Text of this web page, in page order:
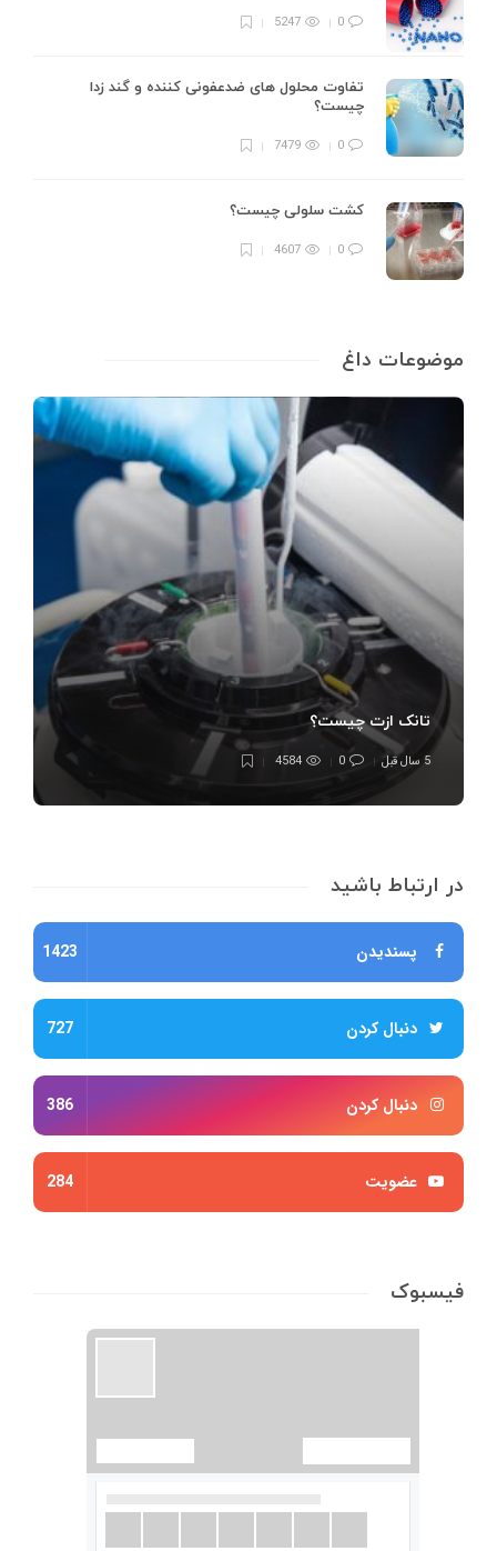
0
5247
تفاوت محلول های ضدعفونی کننده و گند زدا
چیست؟
0
7479
کشت سلولی چیست؟
0
4607
موضوعات داغ
تانک ازت چیست؟
5 سال قبل 0
4584
در ارتباط باشید
پسندیدن 1423
دنبال کردن 727
دنبال کردن 386
عضویت 284
فیسبوک